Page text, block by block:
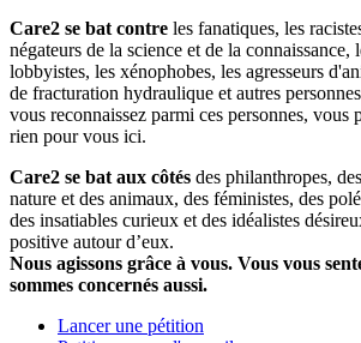
Care2 se bat contre les fanatiques, les
négateurs de la science et de la connaissance,
lobbyistes, les xénophobes, les agresseurs
de fracturation hydraulique et autres
vous reconnaissez parmi ces personnes, vous
rien pour vous ici.
Care2 se bat aux côtés des philanthropes,
nature et des animaux, des féministes, des
des insatiables curieux et des idéalistes
positive autour d’eux.
Nous agissons grâce à vous. Vous vous
sommes concernés aussi.
Lancer une pétition